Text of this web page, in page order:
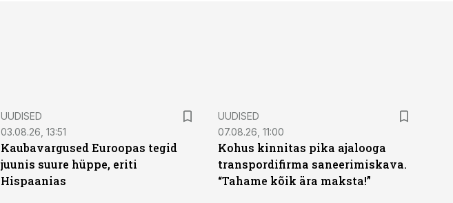
UUDISED
03.08.26, 13:51
Kaubavargused Euroopas tegid
juunis suure hüppe, eriti
Hispaanias
UUDISED
07.08.26, 11:00
Kohus kinnitas pika ajalooga
transpordifirma saneerimiskava.
“Tahame kõik ära maksta!”